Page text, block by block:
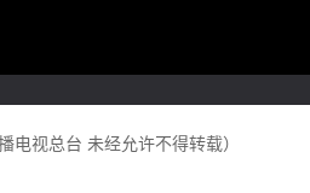
电视总台 未经允许不得转载）